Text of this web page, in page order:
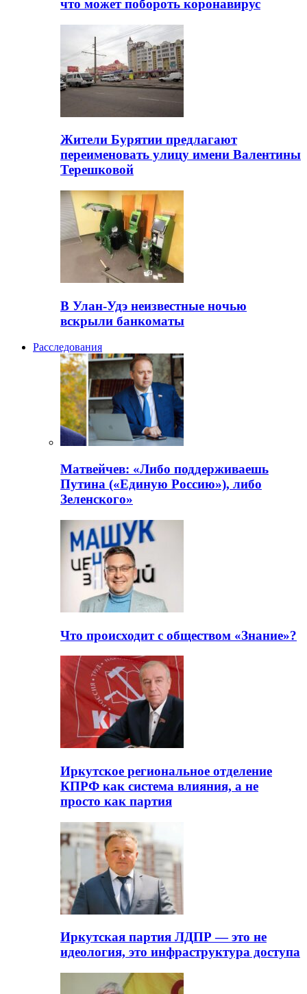
что может побороть коронавирус
Жители Бурятии предлагают
переименовать улицу имени Валентины
Терешковой
В Улан-Удэ неизвестные ночью
вскрыли банкоматы
Расследования
Матвейчев: «Либо поддерживаешь
Путина («Единую Россию»), либо
Зеленского»
Что происходит с обществом «Знание»?
Иркутское региональное отделение
КПРФ как система влияния, а не
просто как партия
Иркутская партия ЛДПР — это не
идеология, это инфраструктура доступа